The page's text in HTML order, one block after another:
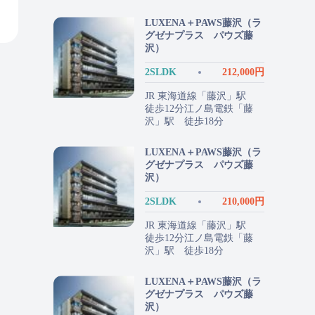
LUXENA＋PAWS藤沢（ラ
グゼナプラス パウズ藤
沢）
2SLDK 212,000円
JR 東海道線「藤沢」駅
徒歩12分江ノ島電鉄「藤
沢」駅 徒歩18分
LUXENA＋PAWS藤沢（ラ
グゼナプラス パウズ藤
沢）
2SLDK 210,000円
JR 東海道線「藤沢」駅
徒歩12分江ノ島電鉄「藤
沢」駅 徒歩18分
LUXENA＋PAWS藤沢（ラ
グゼナプラス パウズ藤
沢）